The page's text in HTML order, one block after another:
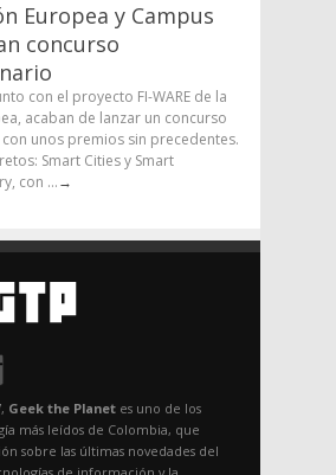
Europea y Campus
concurso
con el proyecto FI-WARE de la
acaban de lanzar un concurso
unos premios sin precedentes.
Smart Cities y Smart
con ...→
Geek the Planet es uno de los
más leídos de Colombia, que
sobre las últimas novedades del